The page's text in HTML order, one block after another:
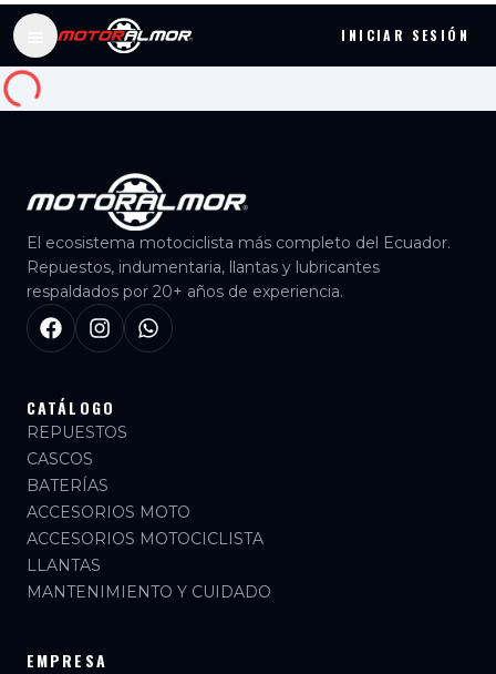
INICIAR SESIÓN
Catálogo de repuestos, llantas y cascos para moto
El ecosistema motociclista más completo del Ecuador.
Repuestos, indumentaria, llantas y lubricantes
respaldados por 20+ años de experiencia.
CATÁLOGO
REPUESTOS
CASCOS
BATERÍAS
ACCESORIOS MOTO
ACCESORIOS MOTOCICLISTA
LLANTAS
MANTENIMIENTO Y CUIDADO
EMPRESA